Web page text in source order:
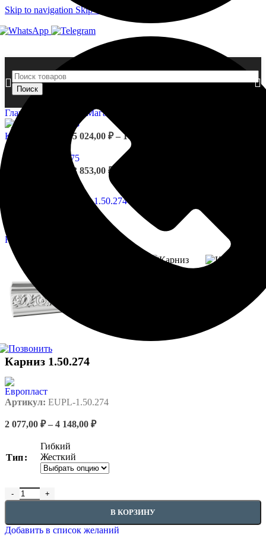
Skip to navigation Skip to main content
Поиск
Главная страница Магазин
Карниз 1.50.2735 024,00 ₽ – 10 044,00
Назад к товарам
3 853,00 ₽
Нажмите, чтобы увеличить
Карниз 1.50.274
Артикул: EUPL-1.50.274
2 077,00 ₽ – 4 148,00 ₽Диапазон
–
Тип
Гибкий
Жесткий
Количество товара Карниз 1.50.274
В КОРЗИНУ
Добавить в список желаний